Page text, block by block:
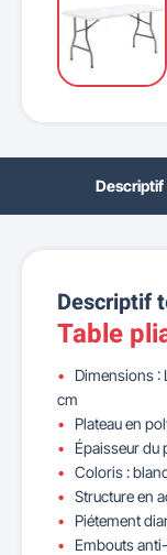
Descriptif
Table
Dimensions :
cm
Plateau en
Épaisseur du
Coloris :
Structure en
Piétement
Embouts